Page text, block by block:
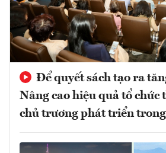
Để quyết sách tạo ra
Nâng cao hiệu quả tổ chức
chủ trương phát triển